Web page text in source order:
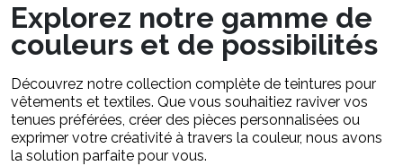
Explorez notre gamme de
couleurs et de possibilités
Découvrez notre collection complète de teintures pour
vêtements et textiles. Que vous souhaitiez raviver vos
tenues préférées, créer des pièces personnalisées ou
exprimer votre créativité à travers la couleur, nous avons
la solution parfaite pour vous.